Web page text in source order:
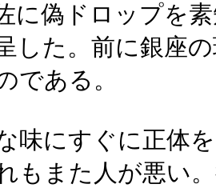
に偽ドロップを
した。前に銀座
である。
味にすぐに正体
もまた人が悪い